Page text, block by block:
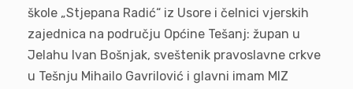
škole „Stjepana Radić“ iz Usore i čelnici vjerskih
zajednica na području Općine Tešanj: župan u
Jelahu Ivan Bošnjak, sveštenik pravoslavne crkve
u Tešnju Mihailo Gavrilović i glavni imam MIZ